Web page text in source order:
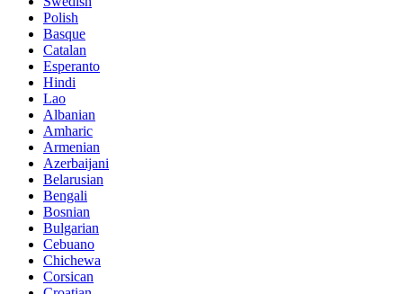
Polish
Basque
Catalan
Esperanto
Hindi
Lao
Albanian
Amharic
Armenian
Azerbaijani
Belarusian
Bengali
Bosnian
Bulgarian
Cebuano
Chichewa
Corsican